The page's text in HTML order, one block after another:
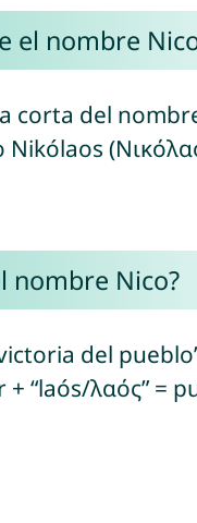
el nombre
corta del
Nikólaos
nombre Nico?
del
“laós/λαός” =